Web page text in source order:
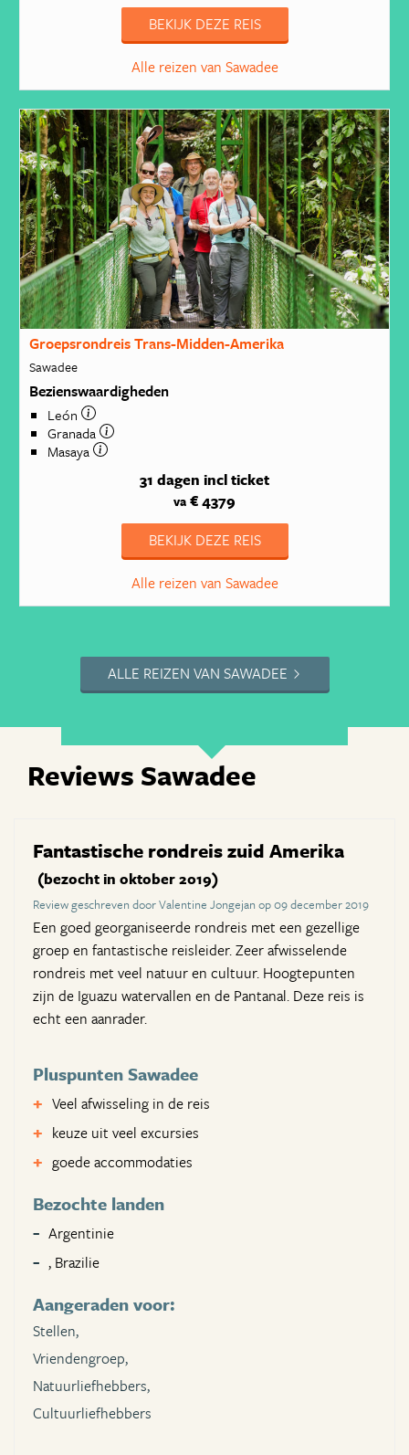
BEKIJK DEZE REIS
Alle reizen van Sawadee
Groepsrondreis Trans-Midden-Amerika
Sawadee
Bezienswaardigheden
León
Granada
Masaya
31 dagen incl ticket
va € 4379
BEKIJK DEZE REIS
Alle reizen van Sawadee
ALLE REIZEN VAN SAWADEE
Reviews Sawadee
Fantastische rondreis zuid Amerika
(bezocht in oktober 2019)
Review geschreven door Valentine Jongejan op 09 december 2019
Een goed georganiseerde rondreis met een gezellige
groep en fantastische reisleider. Zeer afwisselende
rondreis met veel natuur en cultuur. Hoogtepunten
zijn de Iguazu watervallen en de Pantanal. Deze reis is
echt een aanrader.
Pluspunten Sawadee
Veel afwisseling in de reis
keuze uit veel excursies
goede accommodaties
Bezochte landen
Argentinie
, Brazilie
Aangeraden voor:
Stellen,
Vriendengroep,
Natuurliefhebbers,
Cultuurliefhebbers